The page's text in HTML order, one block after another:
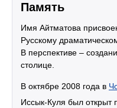
Память
Имя Айтматова
Русскому
В перспективе –
столице.
В октябре 2008 года в
Иссык-Куля был открыт